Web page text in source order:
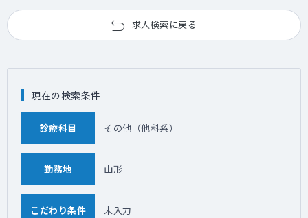
求人検索に戻る
現在の検索条件
診療科目 その他（他科系）
勤務地 山形
こだわり条件 未入力